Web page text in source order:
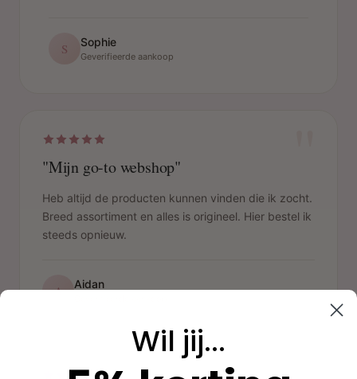
S Sophie
Geverifieerde aankoop
"Mijn go-to webshop"
Heb altijd de producten kunnen vinden die ik zocht.
Breed assortiment en alles is origineel. Hier bestel ik
steeds opnieuw.
A Aidan
Wil jij...